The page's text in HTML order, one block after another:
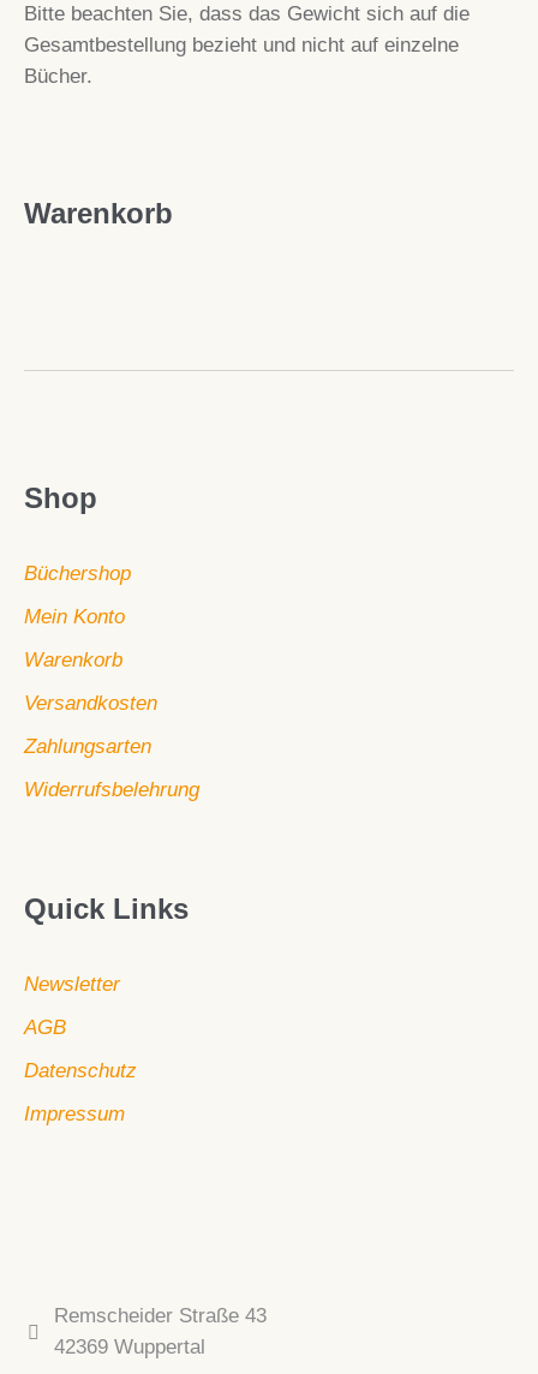
Bitte beachten Sie, dass das Gewicht sich auf die
Gesamtbestellung bezieht und nicht auf einzelne
Bücher.
Warenkorb
Shop
Büchershop
Mein Konto
Warenkorb
Versandkosten
Zahlungsarten
Widerrufsbelehrung
Quick Links
Newsletter
AGB
Datenschutz
Impressum
Remscheider Straße 43
42369 Wuppertal